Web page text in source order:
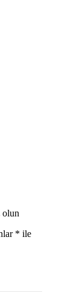
olun
* ile